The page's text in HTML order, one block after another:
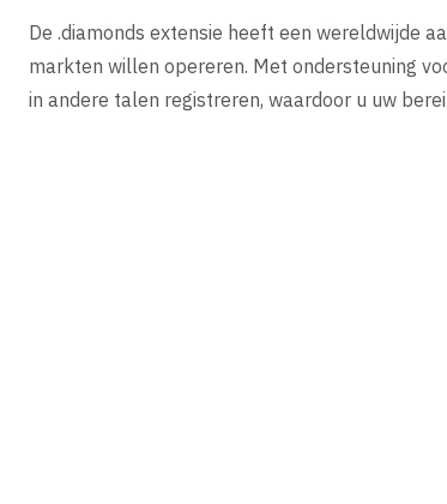
De .diamonds extensie heeft een wereldwijde
markten willen opereren. Met ondersteuning
in andere talen registreren, waardoor u uw